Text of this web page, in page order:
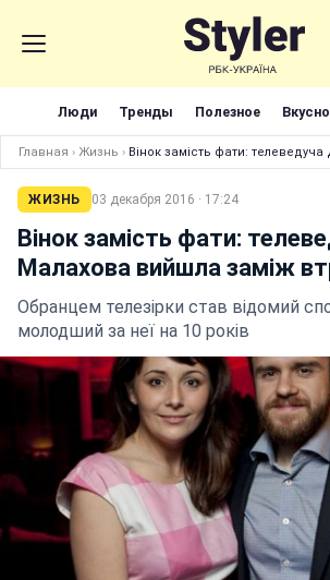
Люди Тренды Полезное Вкусно
Главная › Жизнь › Вінок замість фати:
ЖИЗНЬ 03 декабря 2016 · 17:24
Вінок замість фати:
Малахова вийшла заміж
Обранцем телезірки став відомий
молодший за неї на 10 років